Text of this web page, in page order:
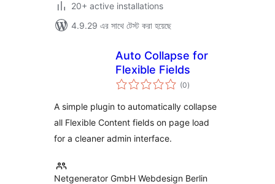
20+ active installations
4.9.29 এর সাথে টেস্ট করা হয়েছে
Auto Collapse for
Flexible Fields
(0total
ratings
)
A simple plugin to automatically collapse
all Flexible Content fields on page load
for a cleaner admin interface.
Netgenerator GmbH Webdesign Berlin